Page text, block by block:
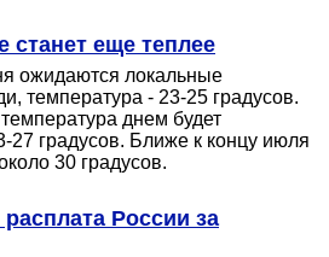
станет еще теплее
ожидаются локальные
температура - 23-25 градусов.
днем будет
градусов. Ближе к концу июля
30 градусов.
России за